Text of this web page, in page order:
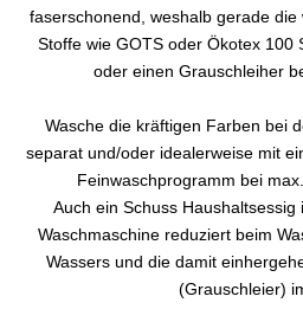
faserschonend, weshalb gerade
Stoffe wie GOTS oder Ökotex 100
oder einen Grauschleiher
Wasche die kräftigen Farben bei
separat und/oder idealerweise mit
Feinwaschprogramm bei
Auch ein Schuss
Waschmaschine reduziert beim
Wassers und die damit
(Grauschleier)